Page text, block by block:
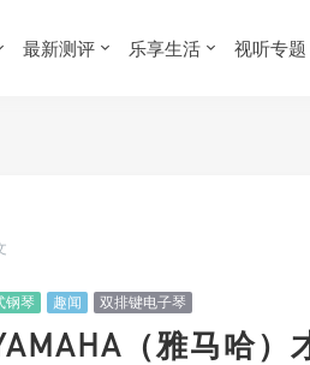
最新测评 乐享生活 视听专题
钢琴 趣闻 双排键电子琴
（雅马哈）